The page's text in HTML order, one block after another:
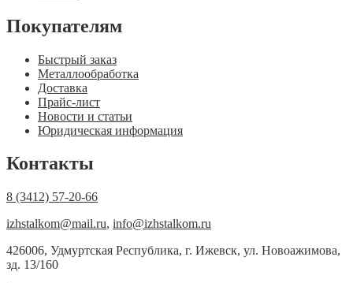
Покупателям
Быстрый заказ
Металлообработка
Доставка
Прайс-лист
Новости и статьи
Юридическая информация
Контакты
8 (3412) 57-20-66
izhstalkom@mail.ru, info@izhstalkom.ru
426006, Удмуртская Республика, г. Ижевск, ул. Новоажимова,
зд. 13/160